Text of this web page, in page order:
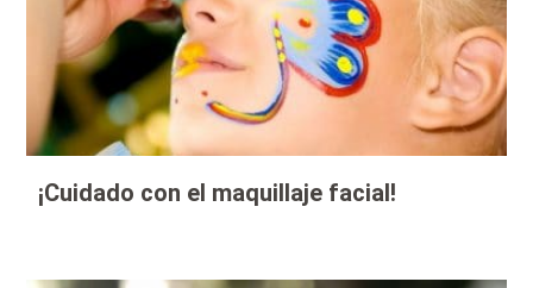
¡Cuidado con el maquillaje facial!